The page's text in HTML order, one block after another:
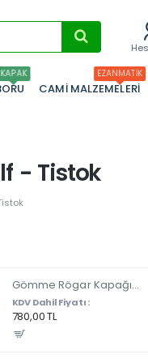
KAPAK
CAMI MALZEMELERI
EZANMATIK
- Tistok
Gömme Rögar Kapağı - Seramik - Fayans Ve Mermer Zeminlerde Gizli Çerçeve Kapak 55 x 55 - ÇİFT KULPLU
KDV Dahil Fiyatı :
780,00 TL